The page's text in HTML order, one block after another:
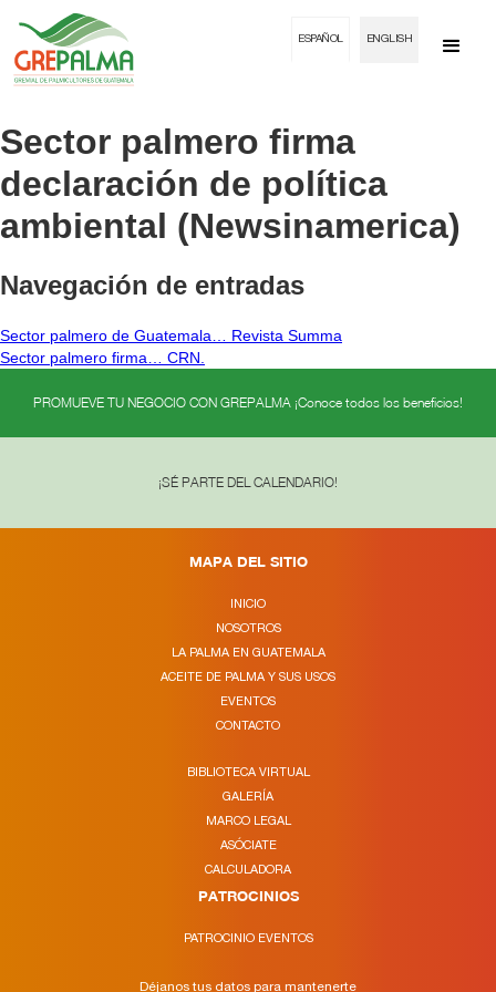
ESPAÑOL ENGLISH
Sector palmero firma
declaración de política
ambiental (Newsinamerica)
Navegación de entradas
Sector palmero de Guatemala… Revista Summa
Sector palmero firma… CRN.
PROMUEVE TU NEGOCIO CON GREPALMA ¡Conoce todos los beneficios!
¡SÉ PARTE DEL CALENDARIO!
MAPA DEL SITIO
INICIO
NOSOTROS
LA PALMA EN GUATEMALA
ACEITE DE PALMA Y SUS USOS
EVENTOS
CONTACTO
BIBLIOTECA VIRTUAL
GALERÍA
MARCO LEGAL
ASÓCIATE
CALCULADORA
PATROCINIOS
PATROCINIO EVENTOS
Déjanos tus datos para mantenerte